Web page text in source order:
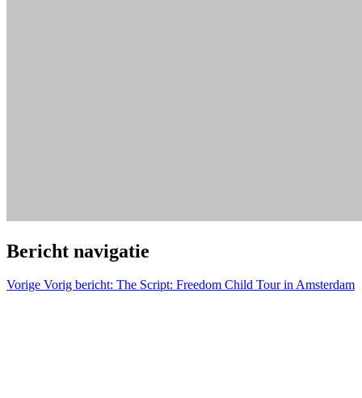
Bericht navigatie
Vorige Vorig bericht: The Script: Freedom Child Tour in Amsterdam